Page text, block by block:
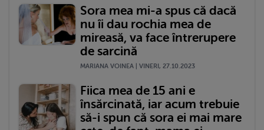
Sora mea mi-a spus că dacă
nu îi dau rochia mea de
mireasă, va face întrerupere
de sarcină
MARIANA VOINEA | VINERI, 27.10.2023
Fiica mea de 15 ani e
însărcinată, iar acum trebuie
să-i spun că sora ei mai mare